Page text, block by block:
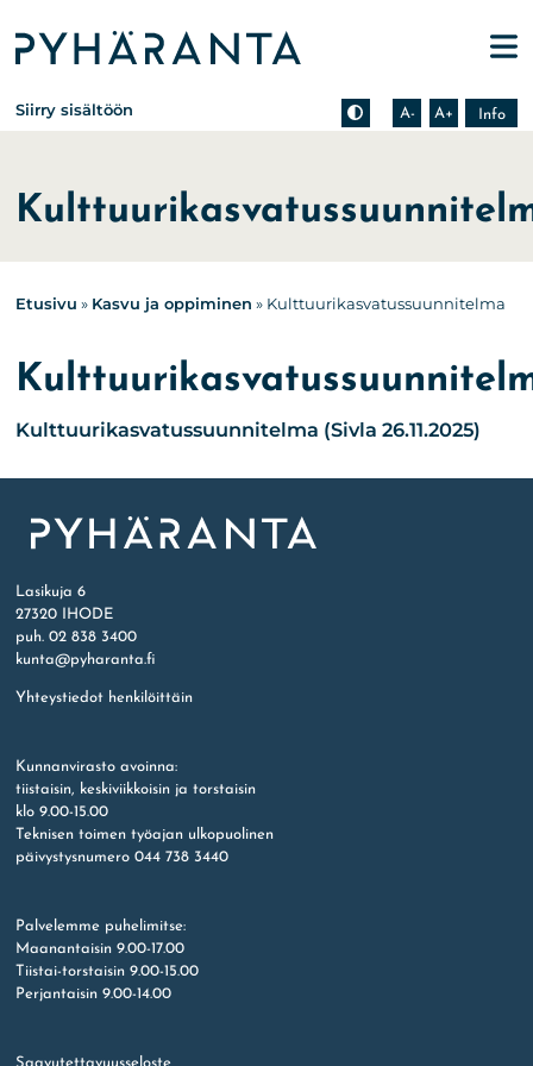
Etusivu
Siirry sisältöön A-
Pienennä tekstin kokoa
A+
Suurenna tekstin kokoa
Info
Tietoa zoomauksesta
Etusivu » Kasvu ja oppiminen » Kulttuurikasvatussuunnitelma
Kulttuurikasvatussuunnitelma (Sivla 26.11.2025)
Lasikuja 6
27320 IHODE
puh. 02 838 3400
kunta@pyharanta.fi
Yhteystiedot henkilöittäin
Kunnanvirasto avoinna:
tiistaisin, keskiviikkoisin ja torstaisin
klo 9.00-15.00
Teknisen toimen työajan ulkopuolinen
päivystysnumero 044 738 3440
Palvelemme puhelimitse:
Maanantaisin 9.00-17.00
Tiistai-torstaisin 9.00-15.00
Perjantaisin 9.00-14.00